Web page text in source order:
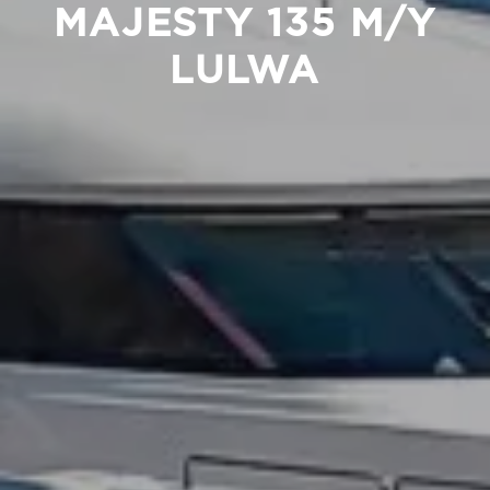
MAJESTY 135 M/Y
LULWA